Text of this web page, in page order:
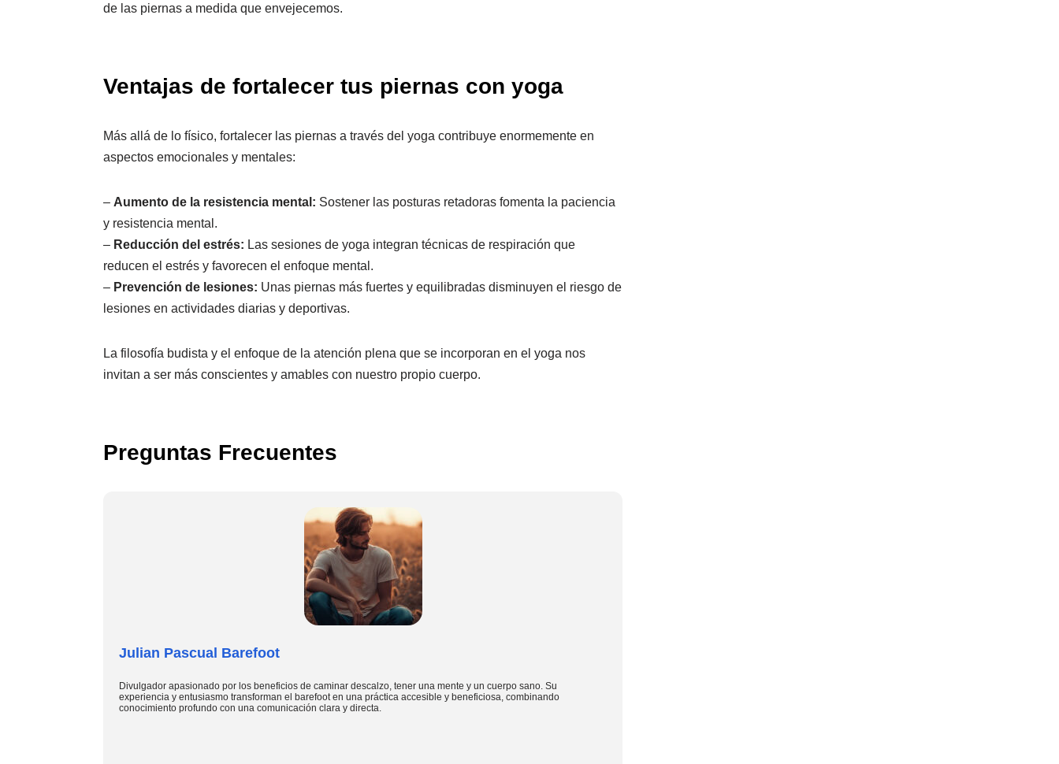
de las piernas a medida que envejecemos.
Ventajas de fortalecer tus piernas con yoga
Más allá de lo físico, fortalecer las piernas a través del yoga contribuye enormemente en
aspectos emocionales y mentales:
– Aumento de la resistencia mental: Sostener las posturas retadoras fomenta la paciencia
y resistencia mental.
– Reducción del estrés: Las sesiones de yoga integran técnicas de respiración que
reducen el estrés y favorecen el enfoque mental.
– Prevención de lesiones: Unas piernas más fuertes y equilibradas disminuyen el riesgo de
lesiones en actividades diarias y deportivas.
La filosofía budista y el enfoque de la atención plena que se incorporan en el yoga nos
invitan a ser más conscientes y amables con nuestro propio cuerpo.
Preguntas Frecuentes
Julian Pascual Barefoot
Divulgador apasionado por los beneficios de caminar descalzo, tener una mente y un cuerpo sano. Su
experiencia y entusiasmo transforman el barefoot en una práctica accesible y beneficiosa, combinando
conocimiento profundo con una comunicación clara y directa.